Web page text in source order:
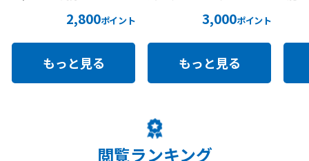
2,800ポイント
もっと見る
3,000ポイント
もっと見る
閲覧ランキング